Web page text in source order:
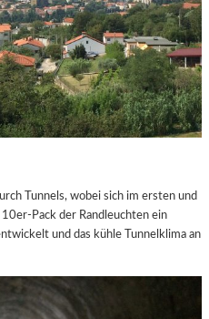
Tunnels, wobei sich im ersten und
Pack der Randleuchten ein
und das kühle Tunnelklima an